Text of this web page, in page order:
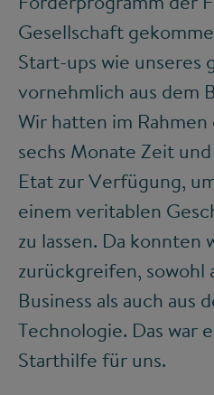
Gesellschaft
Start-ups wie unseres
vornehmlich aus dem
Wir hatten im Rahmen
sechs Monate Zeit
Etat zur Verfügung,
einem veritablen
zu lassen. Da konnten
zurückgreifen, sowohl
Business als auch aus
Technologie. Das war
Starthilfe für uns.